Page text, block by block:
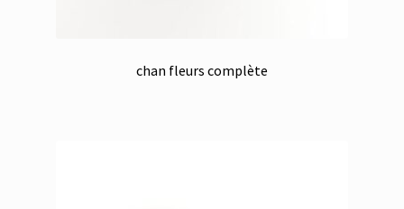
chan fleurs complète